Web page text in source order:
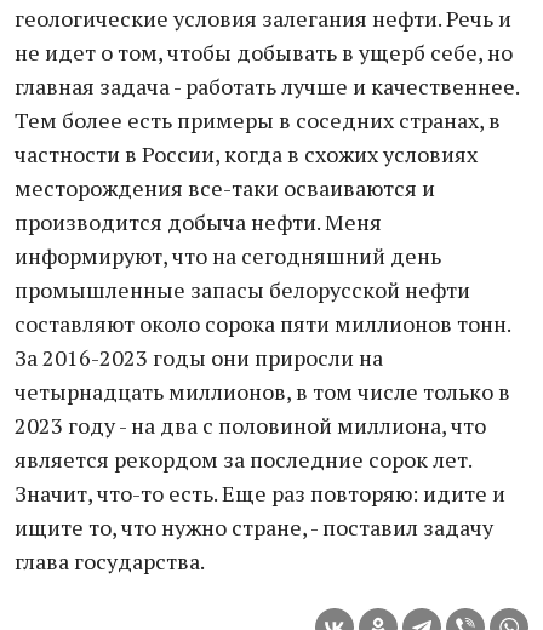
геологические условия залегания нефти. Речь и
не идет о том, чтобы добывать в ущерб себе, но
главная задача - работать лучше и качественнее.
Тем более есть примеры в соседних странах, в
частности в России, когда в схожих условиях
месторождения все-таки осваиваются и
производится добыча нефти. Меня
информируют, что на сегодняшний день
промышленные запасы белорусской нефти
составляют около сорока пяти миллионов тонн.
За 2016-2023 годы они приросли на
четырнадцать миллионов, в том числе только в
2023 году - на два с половиной миллиона, что
является рекордом за последние сорок лет.
Значит, что-то есть. Еще раз повторяю: идите и
ищите то, что нужно стране, - поставил задачу
глава государства.